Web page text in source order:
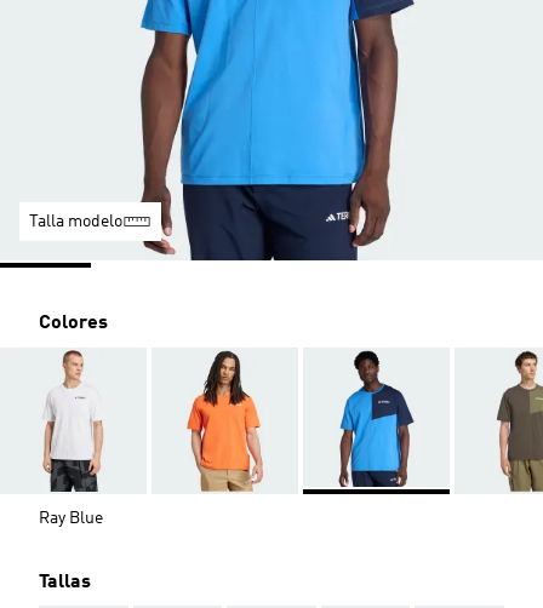
Talla modelo
Colores
Ray Blue
Tallas